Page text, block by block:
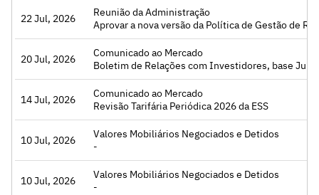
22 Jul, 2026
Reunião da Administração
Aprovar a nova versão da Política de Gestão de Riscos
Acessar
20 Jul, 2026
Comunicado ao Mercado
Boletim de Relações com Investidores, base
Acessar
14 Jul, 2026
Comunicado ao Mercado
Revisão Tarifária Periódica 2026 da ESS
Acessar
10 Jul, 2026
Valores Mobiliários Negociados e Detidos
-
Acessar
10 Jul, 2026
Valores Mobiliários Negociados e Detidos
-
Acessar